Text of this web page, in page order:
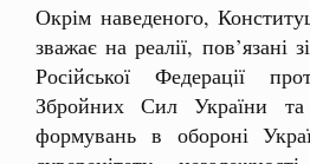
Окрім наведеного,
зважає на реалії, пов’язані
Російської Федерації
Збройних Сил України та
формувань в обороні